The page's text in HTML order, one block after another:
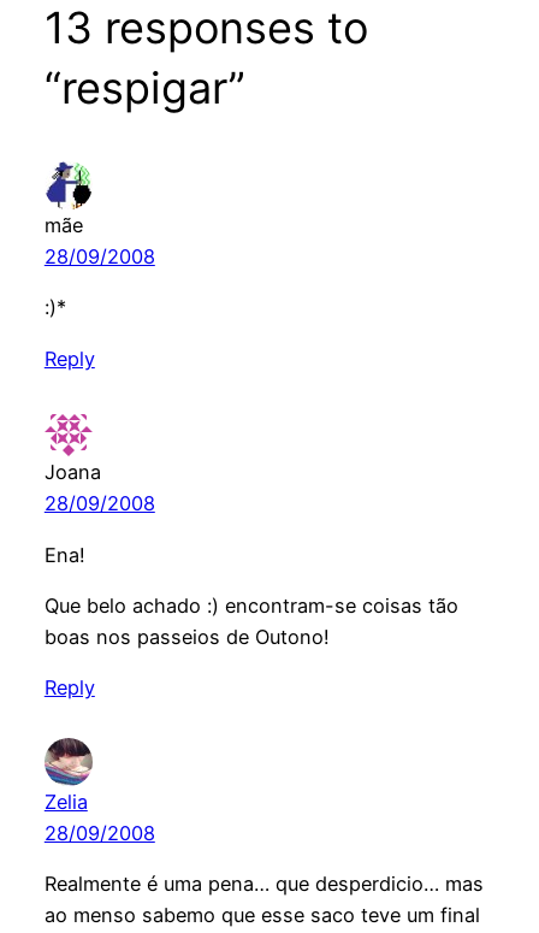
13 responses to
“respigar”
mãe
28/09/2008
:)*
Reply
Joana
28/09/2008
Ena!
Que belo achado :) encontram-se coisas tão
boas nos passeios de Outono!
Reply
Zelia
28/09/2008
Realmente é uma pena… que desperdicio… mas
ao menso sabemo que esse saco teve um final